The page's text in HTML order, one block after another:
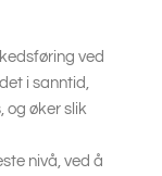
ved
i sanntid,
og øker slik
nivå, ved å